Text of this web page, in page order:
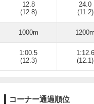
12.8
(12.8)
24.0
(11.2)
1000m 1200m
1:00.5
(12.3)
1:12.6
(12.1)
コーナー通過順位